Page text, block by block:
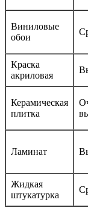
Виниловые
обои
Краска
акриловая
Керамическая
плитка
Ламинат
Жидкая
штукатурка